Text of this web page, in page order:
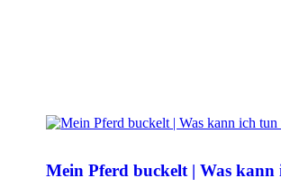
Mein Pferd buckelt | Was kann